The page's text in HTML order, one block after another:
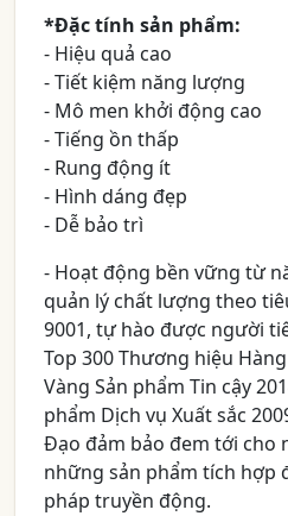
*Đặc tính sản phẩm:
- Hiệu quả cao
- Tiết kiệm năng lượng
- Mô men khởi động cao
- Tiếng ồn thấp
- Rung động ít
- Hình dáng đẹp
- Dễ bảo trì
- Hoạt động bền vững từ
quản lý chất lượng theo
9001, tự hào được người
Top 300 Thương hiệu
Vàng Sản phẩm Tin cậy
phẩm Dịch vụ Xuất sắc
Đạo đảm bảo đem tới cho
những sản phẩm tích hợp
pháp truyền động.